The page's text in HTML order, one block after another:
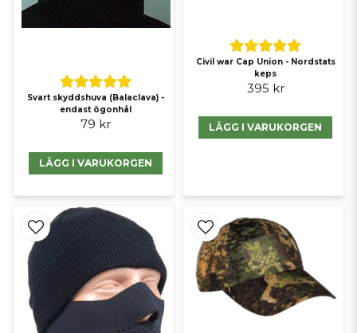
Svart skyddshuva (Balaclava) -
endast ögonhål
79 kr
LÄGG I VARUKORGEN
Civil war Cap Union - Nordstats
keps
395 kr
LÄGG I VARUKORGEN